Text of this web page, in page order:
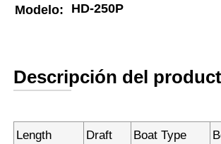
Modelo: HD-250P
Descripción del
Length Draft Boat Type